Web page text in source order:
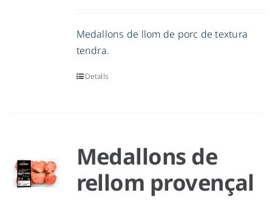
Medallons de llom de porc de textura
tendra.
Detalls
Medallons de
rellom provençal